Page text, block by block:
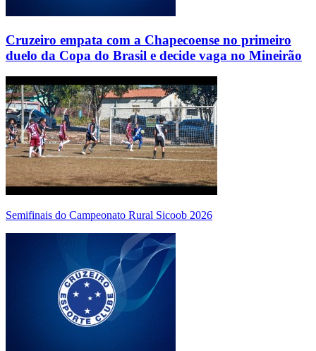
Cruzeiro empata com a Chapecoense no primeiro
duelo da Copa do Brasil e decide vaga no Mineirão
Semifinais do Campeonato Rural Sicoob 2026